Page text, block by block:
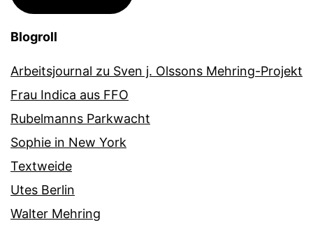
Blogroll
Arbeitsjournal zu Sven j. Olssons Mehring-Projekt
Frau Indica aus FFO
Rubelmanns Parkwacht
Sophie in New York
Textweide
Utes Berlin
Walter Mehring